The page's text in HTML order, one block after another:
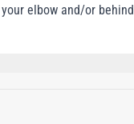
elbow and/or behind
BENZYL BENZOATE, ALPHA-